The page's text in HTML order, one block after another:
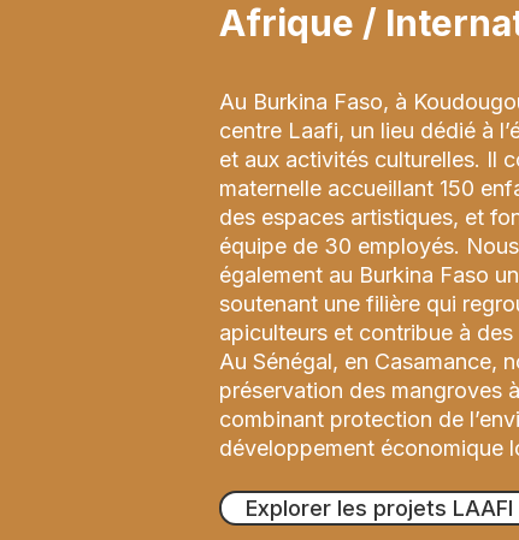
Afrique /
Au Burkina Faso, à
centre Laafi, un lieu dédié à
et aux activités culturelles. Il
maternelle accueillant 150
des espaces artistiques, et
équipe de 30 employés.
également au Burkina Faso
soutenant une filière qui
apiculteurs et contribue à des
Au Sénégal, en Casamance,
préservation des mangroves
combinant protection de
développement économique
Explorer les projets LAAFI